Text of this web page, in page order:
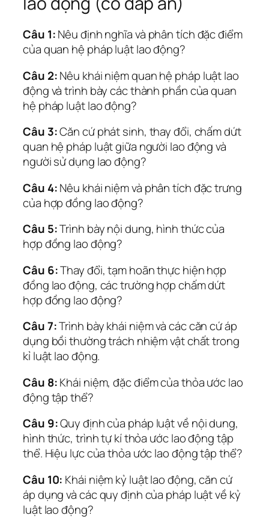
Câu 1:Nêu định nghĩa và phân tích đặc điểm
của quan hệ pháp luật lao động?
Câu 2:Nêu khái niệm quan hệ pháp luật lao
động và trình bày các thành phần của quan
hệ pháp luật lao động?
Câu 3:Căn cứ phát sinh, thay đổi, chấm dứt
quan hệ pháp luật giữa người lao động và
người sử dụng lao động?
Câu 4:Nêu khái niệm và phân tích đặc trưng
của hợp đồng lao động?
Câu 5:Trình bày nội dung, hình thức của
hợp đồng lao động?
Câu 6:Thay đổi, tạm hoãn thực hiện hợp
đồng lao động, các trường hợp chấm dứt
hợp đồng lao động?
Câu 7:Trình bày khái niệm và các căn cứ áp
dụng bồi thường trách nhiệm vật chất trong
kỉ luật lao động.
Câu 8:Khái niệm, đặc điểm của thỏa ước lao
động tập thể?
Câu 9:Quy định của pháp luật về nội dung,
hình thức, trình tự kí thỏa ước lao động tập
thể. Hiệu lực của thỏa ước lao động tập thể?
Câu 10: Khái niệm kỷ luật lao động, căn cứ
áp dụng và các quy định của pháp luật về kỷ
luật lao động?